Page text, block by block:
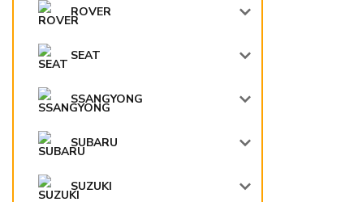
ROVER
SEAT
SSANGYONG
SUBARU
SUZUKI